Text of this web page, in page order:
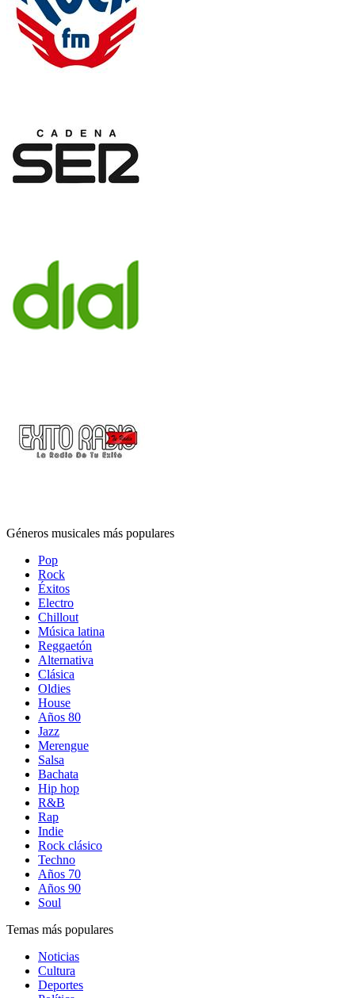
Géneros musicales más populares
Pop
Rock
Éxitos
Electro
Chillout
Música latina
Reggaetón
Alternativa
Clásica
Oldies
House
Años 80
Jazz
Merengue
Salsa
Bachata
Hip hop
R&B
Rap
Indie
Rock clásico
Techno
Años 70
Años 90
Soul
Temas más populares
Noticias
Cultura
Deportes